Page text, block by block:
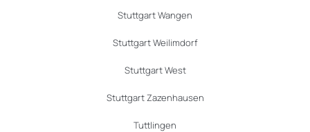
Stuttgart Wangen
Stuttgart Weilimdorf
Stuttgart West
Stuttgart Zazenhausen
Tuttlingen